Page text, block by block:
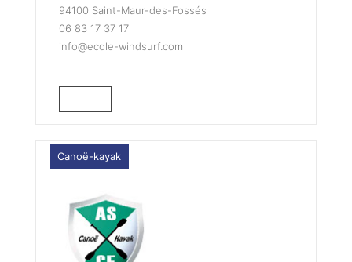
94100 Saint-Maur-des-Fossés
06 83 17 37 17
info@ecole-windsurf.com
Canoë-kayak